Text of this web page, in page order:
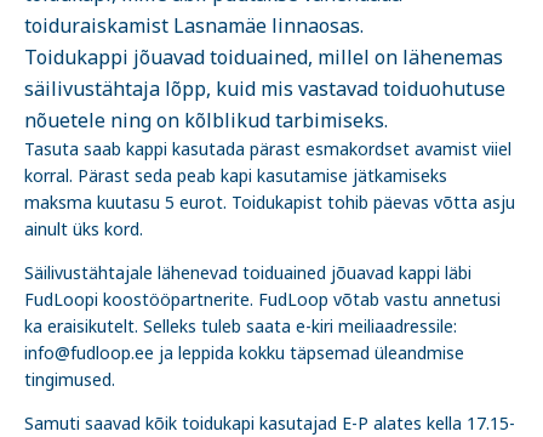
toiduraiskamist Lasnamäe linnaosas.
Toidukappi jõuavad toiduained, millel on lähenemas
säilivustähtaja lõpp, kuid mis vastavad toiduohutuse
nõuetele ning on kõlblikud tarbimiseks.
Tasuta saab kappi kasutada pärast esmakordset avamist viiel
korral. Pärast seda peab kapi kasutamise jätkamiseks
maksma kuutasu 5 eurot. Toidukapist tohib päevas võtta asju
ainult üks kord.
Säilivustähtajale lähenevad toiduained jõuavad kappi läbi
FudLoopi koostööpartnerite. FudLoop võtab vastu annetusi
ka eraisikutelt. Selleks tuleb saata e-kiri meiliaadressile:
info@fudloop.ee ja leppida kokku täpsemad üleandmise
tingimused.
Samuti saavad kõik toidukapi kasutajad E-P alates kella 17.15-